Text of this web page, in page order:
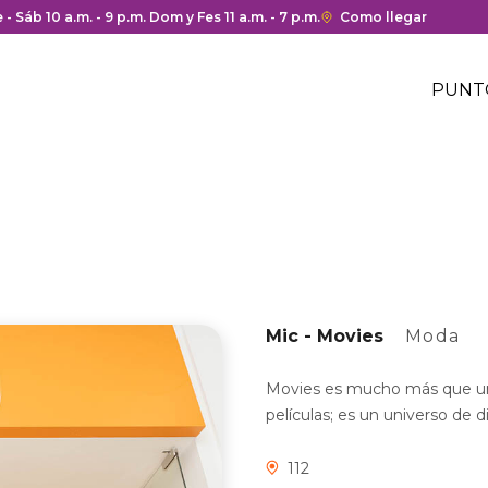
cierre del centro comercial.
Sáb 10 a.m. - 9 p.m. Dom y Fes 11 a.m. - 7 p.m.Enlace
Como llegar
Mic - Movies Moda
Movies es mucho más que
películas; es un universo de
112